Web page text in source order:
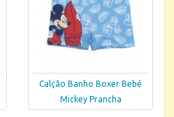
Calção Banho Boxer Bebé
Mickey Prancha